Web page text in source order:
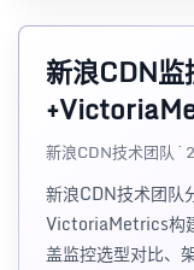
新浪CDN
新浪CDN技术团队
新浪CDN技术团
VictoriaMetrics构
盖监控选型对比、